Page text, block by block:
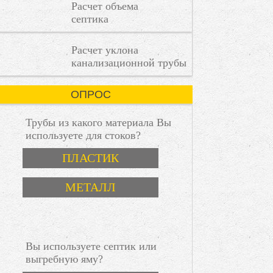
пошаговая инструкция
деталь
имеет
Расчет объема
септика
Расчет уклона
канализационной трубы
ОПРОС
Трубы из какого материала Вы
используете для стоков?
ВариантыПЛАСТИК
МЕТАЛЛ
Вы используете септик или
выгребную яму?